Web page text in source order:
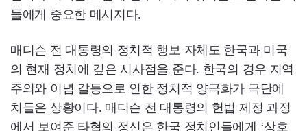
들에게 중요한 메시지다.
매디슨 전 대통령의 정치적 행보 자체도 한국과 미국
의 현재 정치에 깊은 시사점을 준다. 한국의 경우 지역
주의와 이념 갈등으로 인한 정치적 양극화가 극단에
치들은 상황이다. 매디슨 전 대통령의 헌법 제정 과정
에서 보여준 타협의 정신은 한국 정치인들에게 ‘상호